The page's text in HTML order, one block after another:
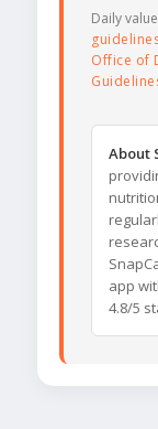
Daily
Office of
About
app
4.8/5